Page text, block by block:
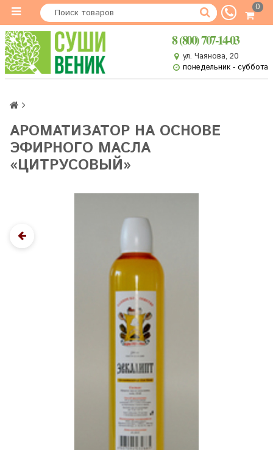
0
8 (800) 707-14-03
ул. Чаянова, 20
понедельник - суббота
АРОМАТИЗАТОР НА ОСНОВЕ
ЭФИРНОГО МАСЛА
«ЦИТРУСОВЫЙ»